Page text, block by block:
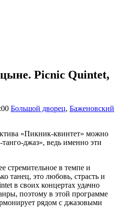
Picnic Quintet,
Большой дворец, Баженовский
«Пикник-квинтет» можно
джаз», ведь именно эти
стремительное в темпе и
танец, это любовь, страсть и
в своих концертах удачно
поэтому в этой программе
рядом с джазовыми